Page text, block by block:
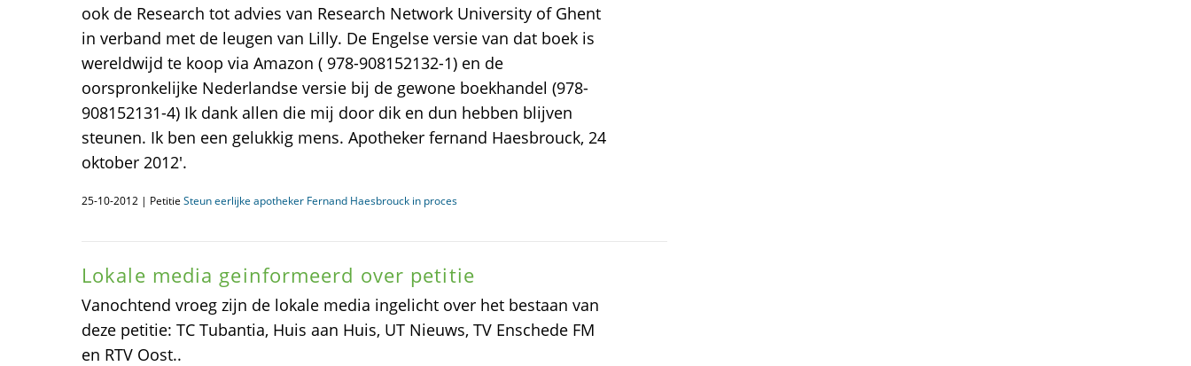
ook de Research tot advies van Research Network University of Ghent
in verband met de leugen van Lilly. De Engelse versie van dat boek is
wereldwijd te koop via Amazon ( 978-908152132-1) en de
oorspronkelijke Nederlandse versie bij de gewone boekhandel (978-
908152131-4) Ik dank allen die mij door dik en dun hebben blijven
steunen. Ik ben een gelukkig mens. Apotheker fernand Haesbrouck, 24
oktober 2012'.
25-10-2012 | Petitie Steun eerlijke apotheker Fernand Haesbrouck in proces
Lokale media geinformeerd over petitie
Vanochtend vroeg zijn de lokale media ingelicht over het bestaan van
deze petitie: TC Tubantia, Huis aan Huis, UT Nieuws, TV Enschede FM
en RTV Oost..